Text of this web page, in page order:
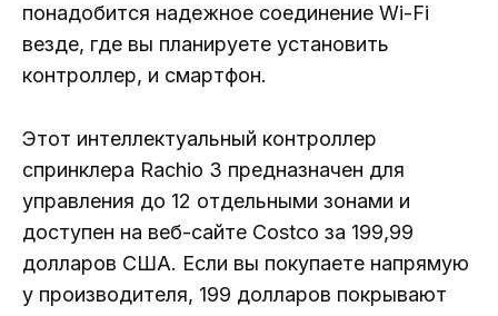
понадобится надежное соединение Wi-Fi
везде, где вы планируете установить
контроллер, и смартфон.
Этот интеллектуальный контроллер
спринклера Rachio 3 предназначен для
управления до 12 отдельными зонами и
доступен на веб-сайте Costco за 199,99
долларов США. Если вы покупаете напрямую
у производителя, 199 долларов покрывают